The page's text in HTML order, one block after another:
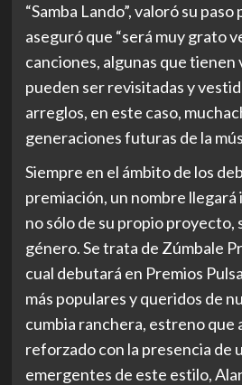
“Samba Lando”, valoró su
aseguró que “será muy grato
canciones, algunas que tienen
pueden ser revisitadas y
arreglos, en este caso,
generaciones futuras de la
Siempre en el ámbito de los
premiación, un nombre llegará
no sólo de su propio proyecto,
género. Se trata de Zúmbale
cual debutará en Premios
más populares y queridos de
cumbia ranchera, estreno que
reforzado con la presencia de
emergentes de este estilo,